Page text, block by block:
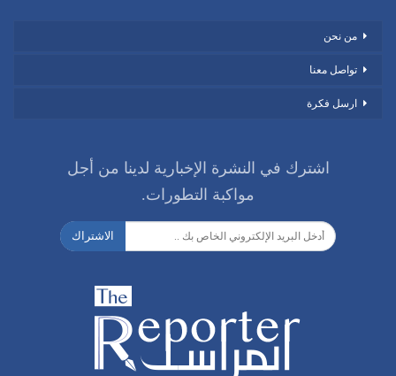
من نحن
تواصل معنا
ارسل فكرة
اشترك في النشرة الإخبارية لدينا من أجل
مواكبة التطورات.
الاشتراك